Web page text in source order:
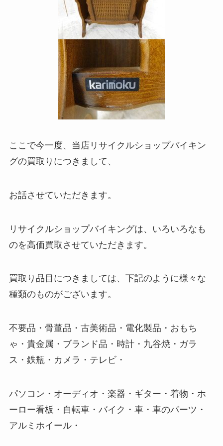
ここで今一度、当店リサイクルショップバイキン
グの買取りにつきまして、
お話させていただきます。
リサイクルショップバイキングは、いろいろなも
のを高価買取させていただきます。
買取り品目につきましては、下記のように様々な
種類のものがございます。
不要品・骨董品・古美術品・電化製品・おもち
ゃ・貴金属・ブランド品・時計・九谷焼・ガラ
ス・鉄瓶・カメラ・テレビ・
パソコン・オーディオ・楽器・ギター・着物・ホ
ーロー看板・自転車・バイク・車・車のパーツ・
アルミホイール・